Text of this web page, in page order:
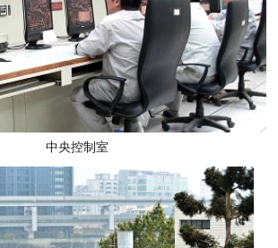
中央控制室